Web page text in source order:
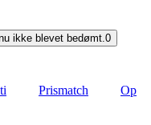
ikke blevet bedømt.0
Prismatch
Op